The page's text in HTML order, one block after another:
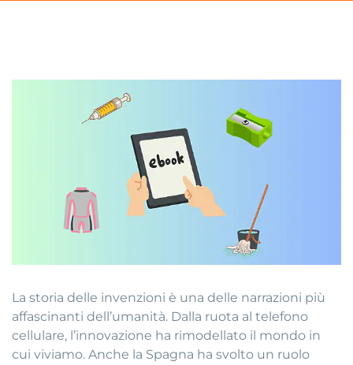
La storia delle invenzioni è una delle narrazioni più
affascinanti dell’umanità. Dalla ruota al telefono
cellulare, l’innovazione ha rimodellato il mondo in
cui viviamo. Anche la Spagna ha svolto un ruolo